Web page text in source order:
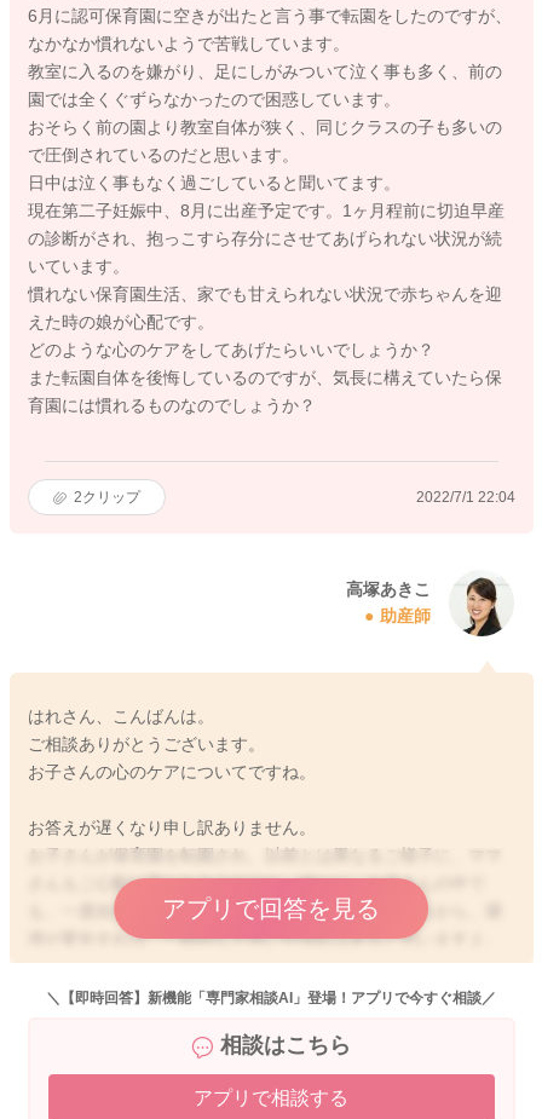
6月に認可保育園に空きが出たと言う事で転園をしたのですが、
なかなか慣れないようで苦戦しています。
教室に入るのを嫌がり、足にしがみついて泣く事も多く、前の
園では全くぐずらなかったので困惑しています。
おそらく前の園より教室自体が狭く、同じクラスの子も多いの
で圧倒されているのだと思います。
日中は泣く事もなく過ごしていると聞いてます。
現在第二子妊娠中、8月に出産予定です。1ヶ月程前に切迫早産
の診断がされ、抱っこすら存分にさせてあげられない状況が続
いています。
慣れない保育園生活、家でも甘えられない状況で赤ちゃんを迎
えた時の娘が心配です。
どのような心のケアをしてあげたらいいでしょうか？
また転園自体を後悔しているのですが、気長に構えていたら保
育園には慣れるものなのでしょうか？
2クリップ 2022/7/1 22:04
高塚あきこ
助産師
はれさん、こんばんは。
ご相談ありがとうございます。
お子さんの心のケアについてですね。
お答えが遅くなり申し訳ありません。
お子さんが保育園を転園され、以前とは異なるご様子に、ママ
さんもご心配に思われるのですね。確かに、お子さんの中で
も、一度自分の居場所を確立したと思っていたところから、環
境が変化すれば、一時的な戸惑いや混乱はあると思いますよ。
ですが、日中は楽しく過ごせているようなので、ママさんに甘
えたかったり、離れるのが寂しいなどという一時的な感情なの
ので、気づけば慣れて、楽しくバイバイできるようになると思
いますよ。また、お子さんの場合には、とても敏感で、ママさ
んがご妊娠なさると、しっかりとは理解できていなくても、本
アプリで回答を見る
＼【即時回答】新機能「専門家相談AI」登場！アプリで今すぐ相談／
相談はこちら
アプリで相談する